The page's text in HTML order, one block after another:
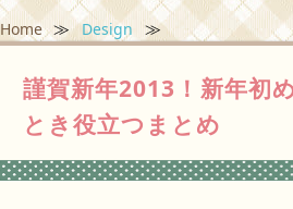
Home ≫ Design ≫
謹賀新年2013！新年初
とき役立つまとめ